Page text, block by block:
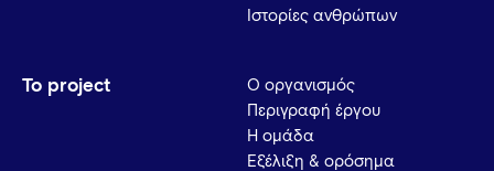
Ιστορίες ανθρώπων
Το project
Ο οργανισμός
Περιγραφή έργου
Η ομάδα
Εξέλιξη & ορόσημα